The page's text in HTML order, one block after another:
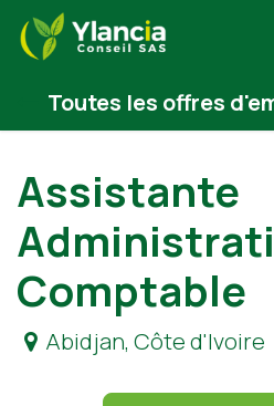
Se rendre au contenu
Toutes les offres
Assistante
Comptable
Abidjan,Côte d'Ivoire